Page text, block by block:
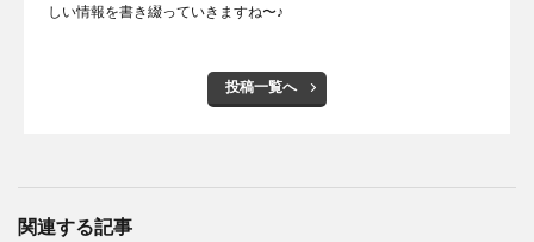
しい情報を書き綴っていきますね〜♪
投稿一覧へ
関連する記事